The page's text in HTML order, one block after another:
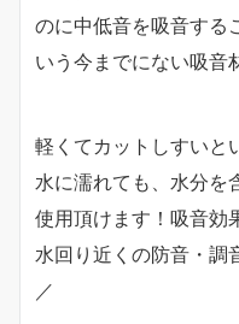
のに中低音を吸音する
いう今までにない吸音
軽くてカットしすいと
水に濡れても、水分を
使用頂けます！吸音効
水回り近くの防音・調
／